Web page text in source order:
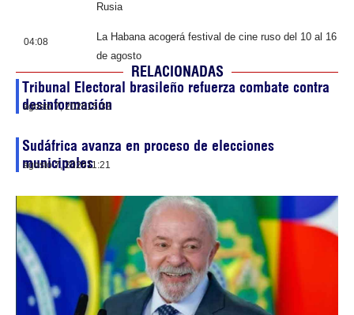
Rusia
04:08
La Habana acogerá festival de cine ruso del 10 al 16
de agosto
RELACIONADAS
Tribunal Electoral brasileño refuerza combate contra
desinformación
agosto 7, 202615:33
Sudáfrica avanza en proceso de elecciones
municipales
agosto 7, 202611:21